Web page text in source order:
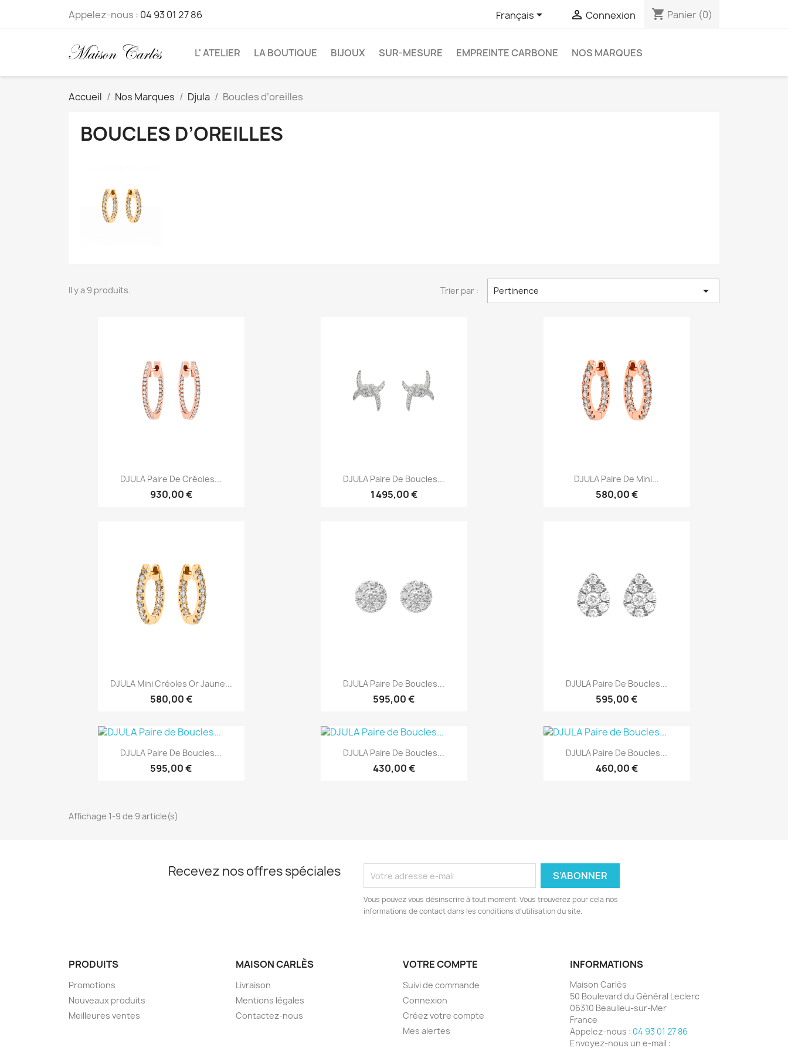
Appelez-nous : 04 93 01 27 86 Français  Connexion shopping_cart Panier (0)
L' ATELIER LA BOUTIQUE BIJOUX SUR-MESURE EMPREINTE CARBONE NOS MARQUES
Accueil Nos Marques Djula Boucles d’oreilles
BOUCLES D’OREILLES
Il y a 9 produits. Trier par : Pertinence 
 Aperçu rapide
DJULA Paire De Créoles...
930,00 €
 Aperçu rapide
DJULA Paire De Boucles...
1 495,00 €
Aperçu rapide
DJULA Paire De Mini...
580,00 €
Aperçu rapide
DJULA Mini Créoles Or Jaune...
580,00 €
 Aperçu rapide
DJULA Paire De Boucles...
595,00 €
 Aperçu rapide
DJULA Paire De Boucles...
595,00 €
 Aperçu rapide
DJULA Paire De Boucles...
595,00 €
 Aperçu rapide
DJULA Paire De Boucles...
430,00 €
 Aperçu rapide
DJULA Paire De Boucles...
460,00 €
Affichage 1-9 de 9 article(s)
Recevez nos offres spéciales
Vous pouvez vous désinscrire à tout moment. Vous trouverez pour cela nos
informations de contact dans les conditions d'utilisation du site.
PRODUITS
Promotions
Nouveaux produits
Meilleures ventes
MAISON CARLÈS
Livraison
Mentions légales
Contactez-nous
VOTRE COMPTE
Suivi de commande
Connexion
Créez votre compte
Mes alertes
INFORMATIONS
Maison Carlès
50 Boulevard du Général Leclerc
06310 Beaulieu-sur-Mer
France
Appelez-nous : 04 93 01 27 86
Envoyez-nous un e-mail :